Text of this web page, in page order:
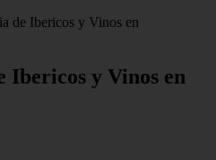
de Ibericos y Vinos en
Ibericos y Vinos en